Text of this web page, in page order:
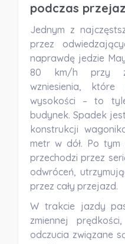
podczas
Jednym z
przez
naprawdę jedzie
80 km/h przy
wzniesienia,
wysokości – to
budynek. Spadek
konstrukcji
metr w dół. Po tym
przechodzi przez
odwróceń,
przez cały przejazd.
W trakcie jazdy
zmiennej
odczucia związane